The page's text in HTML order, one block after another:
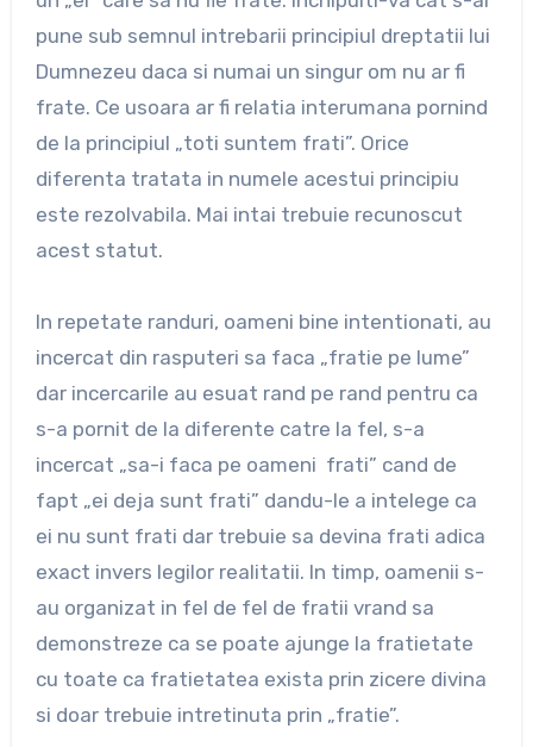
pune sub semnul intrebarii principiul dreptatii lui
Dumnezeu daca si numai un singur om nu ar fi
frate. Ce usoara ar fi relatia interumana pornind
de la principiul „toti suntem frati”. Orice
diferenta tratata in numele acestui principiu
este rezolvabila. Mai intai trebuie recunoscut
acest statut.
In repetate randuri, oameni bine intentionati, au
incercat din rasputeri sa faca „fratie pe lume”
dar incercarile au esuat rand pe rand pentru ca
s-a pornit de la diferente catre la fel, s-a
incercat „sa-i faca pe oameni frati” cand de
fapt „ei deja sunt frati” dandu-le a intelege ca
ei nu sunt frati dar trebuie sa devina frati adica
exact invers legilor realitatii. In timp, oamenii s-
au organizat in fel de fel de fratii vrand sa
demonstreze ca se poate ajunge la fratietate
cu toate ca fratietatea exista prin zicere divina
si doar trebuie intretinuta prin „fratie”.